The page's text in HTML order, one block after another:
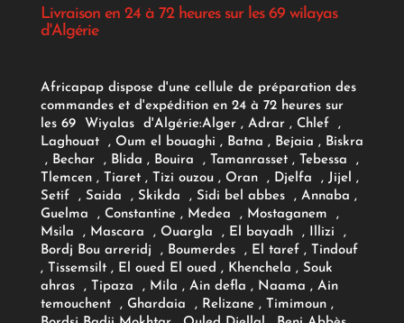
Livraison en 24 à 72 heures sur les 69 wilayas
d'Algérie
Africapap dispose d'une cellule de préparation des
commandes et d'expédition en 24 à 72 heures sur
les 69 Wiyalas d'Algérie:Alger , Adrar, Chlef ,
Laghouat , Oum el bouaghi , Batna , Bejaia , Biskra
, Bechar , Blida , Bouira , Tamanrasset , Tebessa ,
Tlemcen , Tiaret , Tizi ouzou , Oran , Djelfa , Jijel ,
Setif , Saida , Skikda , Sidi bel abbes , Annaba ,
Guelma , Constantine , Medea , Mostaganem ,
Msila , Mascara , Ouargla , El bayadh , Illizi ,
Bordj Bou arreridj , Boumerdes , El taref , Tindouf
, Tissemsilt , El oued El oued , Khenchela , Souk
ahras , Tipaza , Mila , Ain defla , Naama , Ain
temouchent , Ghardaia , Relizane , Timimoun ,